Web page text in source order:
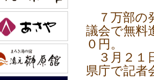
７万部の
議会で無料
０円。
３月２１
県庁で記者